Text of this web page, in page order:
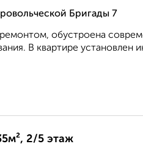
Бригады 7
обустроена
В квартире установлен
2/5 этаж